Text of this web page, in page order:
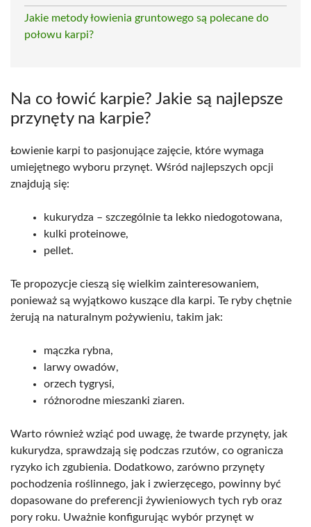
Jakie metody łowienia gruntowego są polecane do
połowu karpi?
Na co łowić karpie? Jakie są najlepsze
przynęty na karpie?
Łowienie karpi to pasjonujące zajęcie, które wymaga
umiejętnego wyboru przynęt. Wśród najlepszych opcji
znajdują się:
kukurydza – szczególnie ta lekko niedogotowana,
kulki proteinowe,
pellet.
Te propozycje cieszą się wielkim zainteresowaniem,
ponieważ są wyjątkowo kuszące dla karpi. Te ryby chętnie
żerują na naturalnym pożywieniu, takim jak:
mączka rybna,
larwy owadów,
orzech tygrysi,
różnorodne mieszanki ziaren.
Warto również wziąć pod uwagę, że twarde przynęty, jak
kukurydza, sprawdzają się podczas rzutów, co ogranicza
ryzyko ich zgubienia. Dodatkowo, zarówno przynęty
pochodzenia roślinnego, jak i zwierzęcego, powinny być
dopasowane do preferencji żywieniowych tych ryb oraz
pory roku. Uważnie konfigurując wybór przynęt w